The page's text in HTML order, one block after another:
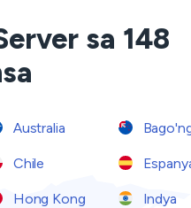
sa 148
Australia
Chile
Hong Kong Indya